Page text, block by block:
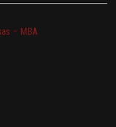
– MBA